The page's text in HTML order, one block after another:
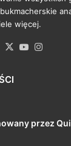
więcej.
Facebook
X YouTube
przez